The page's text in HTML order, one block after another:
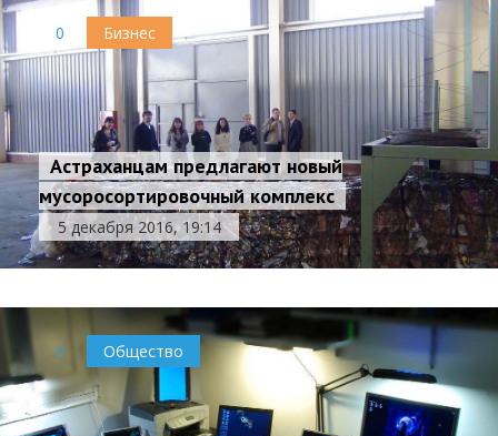
0 Бизнес
Астраханцам предлагают новый
мусоросортировочный комплекс
5 декабря 2016, 19:14
0 Общество